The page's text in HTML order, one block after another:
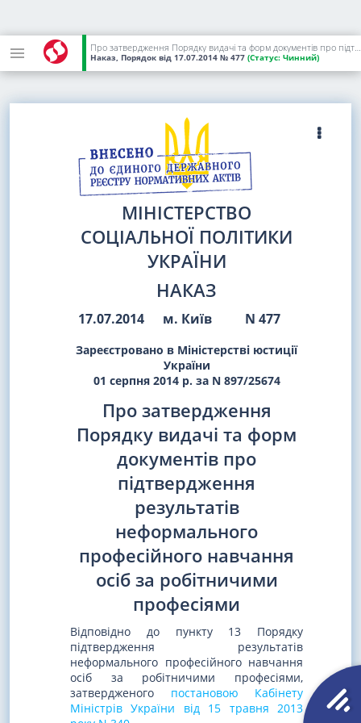
Про затвердження Порядку видачі та форм документів про підтвердження результатів неформального професійного навчання осіб за робітничими професіями
Наказ, Порядок від 17.07.2014 № 477 (Статус: Чинний)
МІНІСТЕРСТВО
СОЦІАЛЬНОЇ ПОЛІТИКИ
УКРАЇНИ
НАКАЗ
17.07.2014 м. Київ N 477
Зареєстровано в Міністерстві юстиції
України
01 серпня 2014 р. за N 897/25674
Про затвердження
Порядку видачі та форм
документів про
підтвердження
результатів
неформального
професійного навчання
осіб за робітничими
професіями
Відповідно до пункту 13 Порядку
підтвердження результатів
неформального професійного навчання
осіб за робітничими професіями,
затвердженого постановою Кабінету
Міністрів України від 15 травня 2013